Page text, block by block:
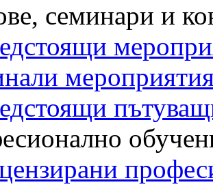
семинари и